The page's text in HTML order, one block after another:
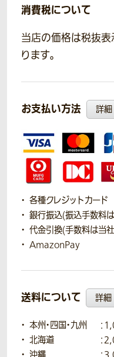
消費税について
当店の価格は税抜
ります。
お支払い方法 詳細
各種クレジットカード
銀行振込(振込手数料
代金引換(手数料は当
AmazonPay
送料について 詳細
本州・四国・九州
：
北海道
：